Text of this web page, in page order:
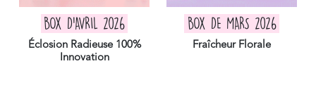
BOX D'AVRIL 2026
Éclosion Radieuse 100%
Innovation
BOX DE MARS 2026
Fraîcheur Florale